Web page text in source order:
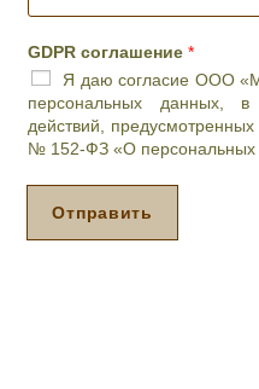
р
е
п
и
р
с
*
GDPR соглашение*
Я даю согласие ООО
персональных данных,
действий,
№ 152-ФЗ «О персональных
Отправить